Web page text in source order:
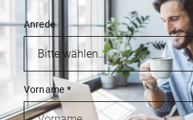
Anrede
Vorname *